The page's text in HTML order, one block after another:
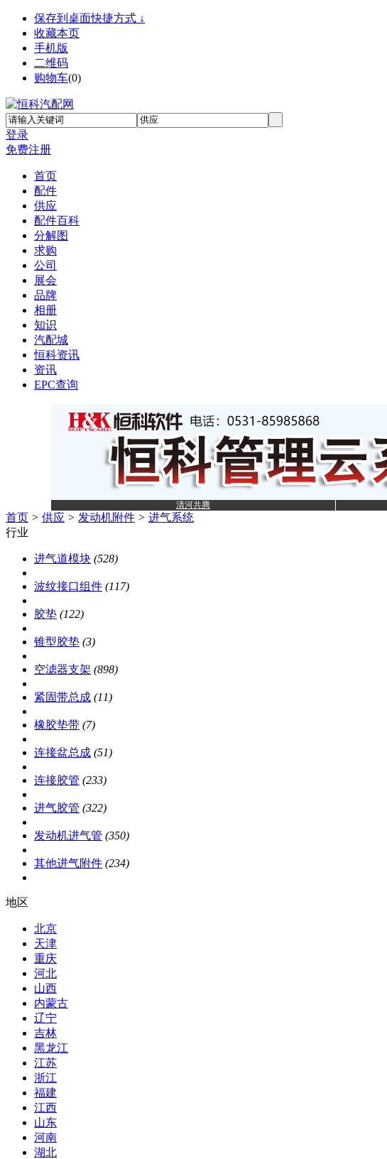
保存到桌面快捷方式 ↓
收藏本页
手机版
二维码
购物车(0)
登录
免费注册
首页
配件
供应
配件百科
分解图
求购
公司
展会
品牌
相册
知识
汽配城
恒科资讯
资讯
EPC查询
清河共腾
首页 > 供应 > 发动机附件 > 进气系统
行业
进气道模块 (528)
波纹接口组件 (117)
胶垫 (122)
锥型胶垫 (3)
空滤器支架 (898)
紧固带总成 (11)
橡胶垫带 (7)
连接盆总成 (51)
连接胶管 (233)
进气胶管 (322)
发动机进气管 (350)
其他进气附件 (234)
地区
北京
天津
重庆
河北
山西
内蒙古
辽宁
吉林
黑龙江
江苏
浙江
福建
江西
山东
河南
湖北